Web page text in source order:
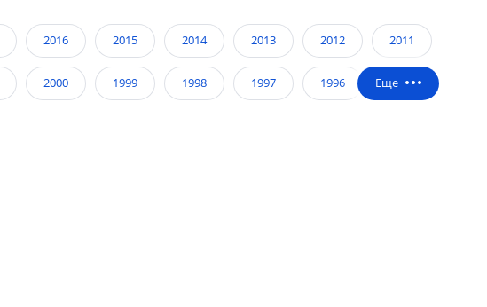
2016 2015 2014 2013 2012 2011
2000 1999 1998 1997 1996 1995